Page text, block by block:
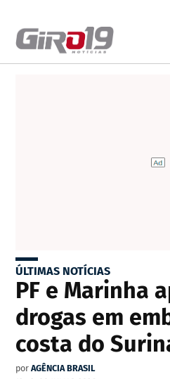
ÚLTIMAS NOTÍCIAS
PF e Marinha
drogas em
costa do
por AGÊNCIA BRASIL